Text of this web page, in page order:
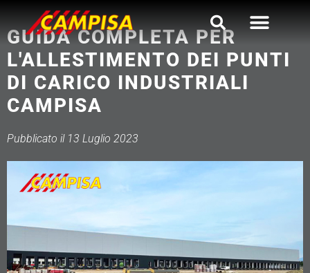
contenuto
GUIDA COMPLETA PER
L'ALLESTIMENTO DEI PUNTI
DI CARICO INDUSTRIALI
CAMPISA
Pubblicato il 13 Luglio 2023